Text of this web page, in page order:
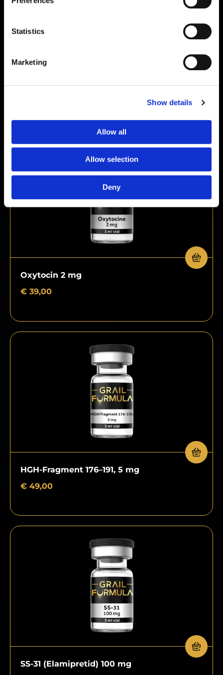
Statistics
Marketing
Show details
Allow all
Allow selection
Deny
Oxytocin 2 mg
€ 39,00
HGH-Fragment 176–191, 5 mg
€ 49,00
SS-31 (Elamipretid) 100 mg